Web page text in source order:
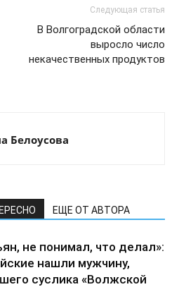
Следующая статья
В Волгоградской области
выросло число
некачественных продуктов
Белоусова
ЕЩЕ ОТ АВТОРА
не понимал, что делал»:
нашли мужчину,
суслика «Волжской